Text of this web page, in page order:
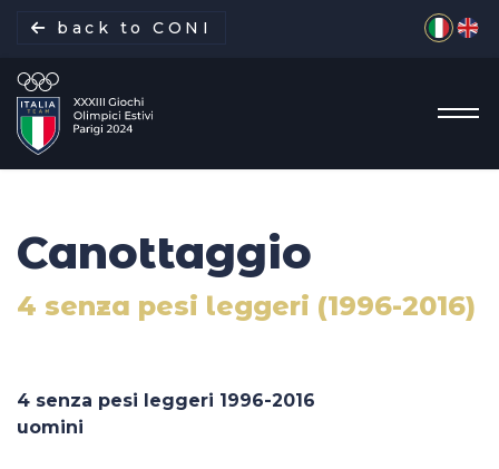
back to CONI
La missione
Italia Team
Discipline
Canottaggio
4 senza pesi leggeri (1996-2016)
4 senza pesi leggeri 1996-2016
uomini